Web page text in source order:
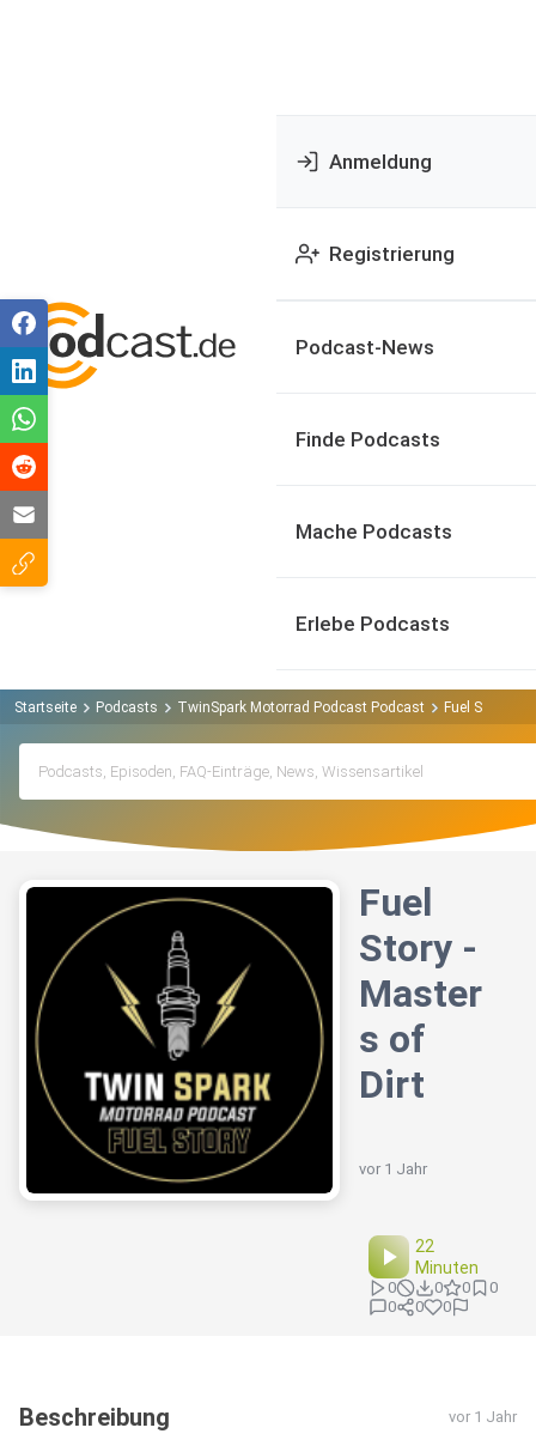
Anmeldung
Registrierung
Podcast-News
Finde Podcasts
Mache Podcasts
Erlebe Podcasts
Startseite Podcasts TwinSpark Motorrad Podcast Podcast Fuel Story -
Fuel
Story -
Master
s of
Dirt
vor 1 Jahr
22
Minuten
0 0 0
0
0
0 0
Beschreibung vor 1 Jahr